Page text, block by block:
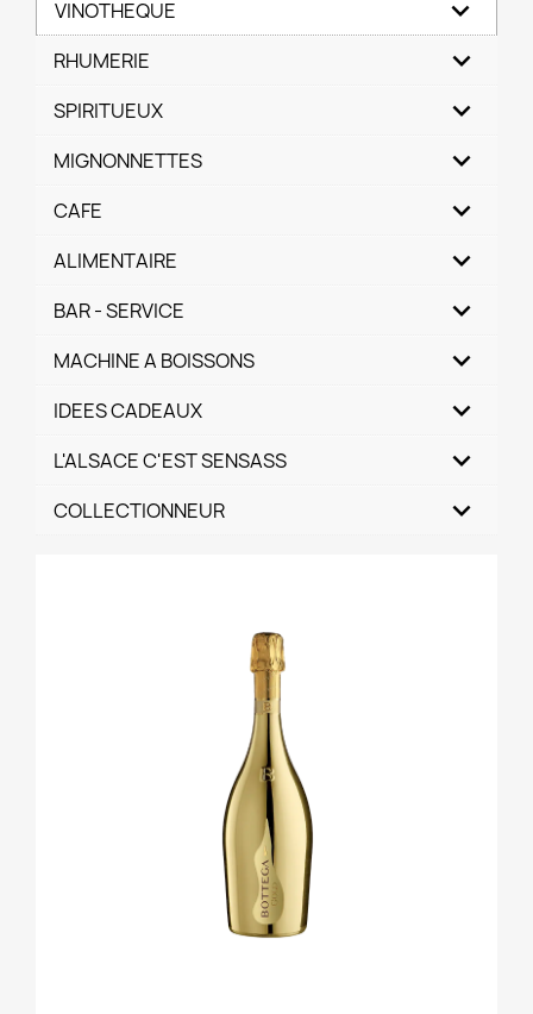
VINOTHEQUE
RHUMERIE
SPIRITUEUX
MIGNONNETTES
CAFE
ALIMENTAIRE
BAR - SERVICE
MACHINE A BOISSONS
IDEES CADEAUX
L'ALSACE C'EST SENSASS
COLLECTIONNEUR